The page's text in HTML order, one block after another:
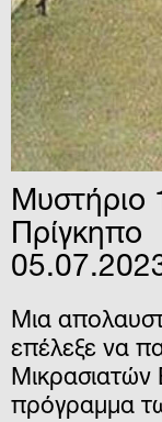
Μυστήριο
Πρίγκηπο
Μια
επέλεξε να
Μικρασιατών
πρόγραμμα